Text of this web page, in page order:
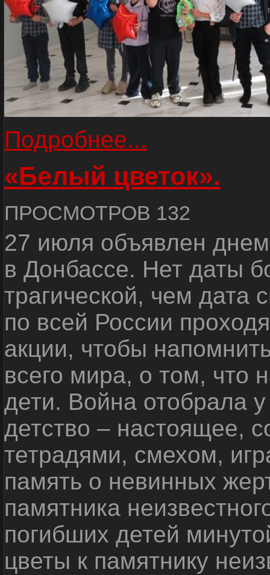
Подробнее...
«Белый цветок».
ПРОСМОТРОВ 132
27 июля объявлен
в Донбассе. Нет даты
трагической, чем дата
по всей России
акции, чтобы
всего мира, о том, что
дети. Война отобрала
детство – настоящее,
тетрадями, смехом,
память о невинных
памятника
погибших детей
цветы к памятнику